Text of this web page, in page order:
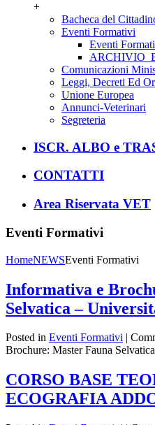
+
Bacheca del
Eventi Formativi
Eventi
Comunicazioni
Leggi, Decreti Ed
Unione Europea
Annunci-Veterinari
Segreteria
ISCR. ALBO e
CONTATTI
Area Riservata VET
Eventi Formativi
HomeNEWSEventi Formativi
Informativa e
Selvatica –
Posted in Eventi Formativi |
Brochure: Master Fauna
CORSO BASE
ECOGRAFIA